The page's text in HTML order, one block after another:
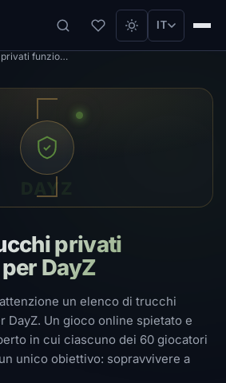
IT
Acquista trucchi privati ​​funzionanti per DayZ
privati
DayZ
un elenco di trucchi
DayZ. Un gioco online spietato e
in cui ciascuno dei 60 giocatori
unico obiettivo: sopravvivere a